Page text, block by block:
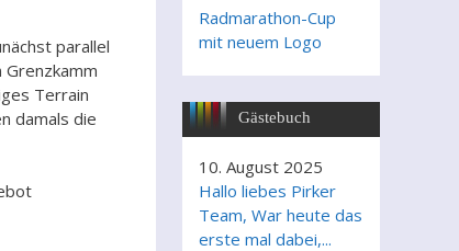
parallel
Terrain
damals die
Radmarathon-Cup
mit neuem Logo
Gästebuch
10. August 2025
Hallo liebes Pirker
Team, War heute das
erste mal dabei,...